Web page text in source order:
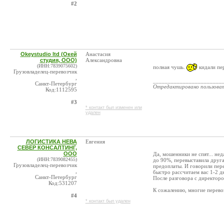
#2
Okeystudio ltd (Окей
студия, ООО)
(ИНН:7839075602)
Грузовладелец-перевозчик
Санкт-Петербург
Код:1112595
#3
Анастасия
Александровна
* контакт был изменен или
удален
полная чушь. кидали
Отредактировано
ЛОГИСТИКА НЕВА
СЕВЕР КОНСАЛТИНГ,
ООО
(ИНН:7839082455)
Грузовладелец-перевозчик
Санкт-Петербург
Код:531207
#4
Евгения
* контакт был удален
Да, мошенники не спят...
до 90%, перевыставила
предоплаты. И говорили
быстро рассчитаем вас 1-2
После разговора с
К сожалению, многие